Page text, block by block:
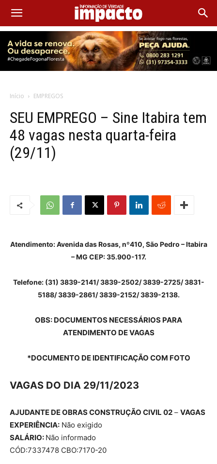
Início EMPREGOS
SEU EMPREGO – Sine Itabira tem
48 vagas nesta quarta-feira
(29/11)
Atendimento: Avenida das Rosas, nº410, São Pedro – Itabira
– MG CEP: 35.900-117.
Telefone: (31) 3839-2141/ 3839-2502/ 3839-2725/ 3831-
5188/ 3839-2861/ 3839-2152/ 3839-2138.
OBS: DOCUMENTOS NECESSÁRIOS PARA
ATENDIMENTO DE VAGAS
*DOCUMENTO DE IDENTIFICAÇÃO COM FOTO
VAGAS DO DIA 29/11/2023
AJUDANTE DE OBRAS CONSTRUÇÃO CIVIL 02 – VAGAS
EXPERIÊNCIA: Não exigido
SALÁRIO: Não informado
CÓD:7337478 CBO:7170-20